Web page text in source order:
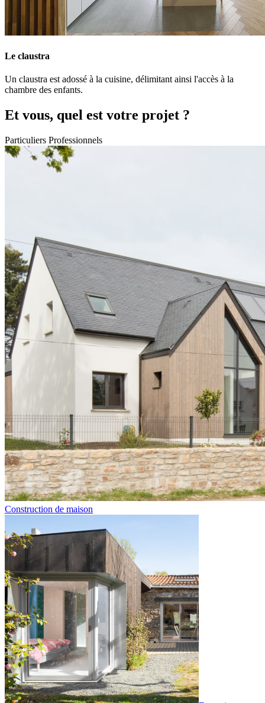
Le claustra
Un claustra est adossé à la cuisine, délimitant ainsi l'accès à la
chambre des enfants.
Et vous, quel est votre projet ?
Particuliers Professionnels
Construction de maison